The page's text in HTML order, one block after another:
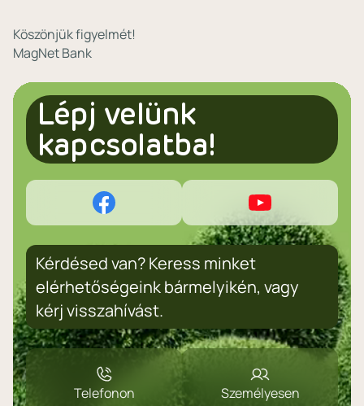
Köszönjük figyelmét!
MagNet Bank
Lépj velünk
kapcsolatba!
Kérdésed van? Keress minket
elérhetőségeink bármelyikén, vagy
kérj visszahívást.
Telefonon Személyesen